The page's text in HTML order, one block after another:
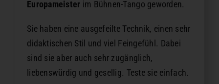
Europameister im Bühnen-Tango geworden.
Sie haben eine ausgefeilte Technik, einen sehr
didaktischen Stil und viel Feingefühl. Dabei
sind sie aber auch sehr zugänglich,
liebenswürdig und gesellig. Teste sie einfach.